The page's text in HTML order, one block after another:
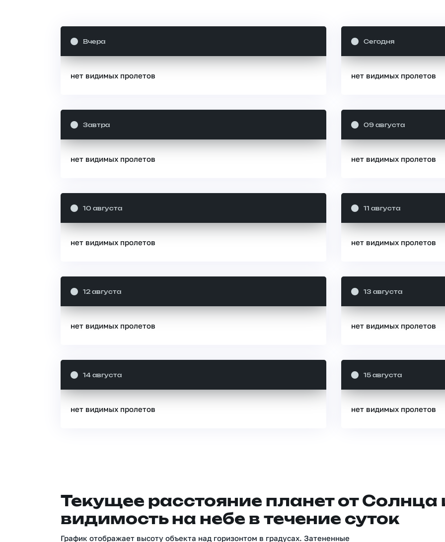
Вчера
нет видимых пролетов
Сегодня
нет видимых пролетов
Завтра
нет видимых пролетов
09 августа
нет видимых пролетов
10 августа
нет видимых пролетов
11 августа
нет видимых пролетов
12 августа
нет видимых пролетов
13 августа
нет видимых пролетов
14 августа
нет видимых пролетов
15 августа
нет видимых пролетов
Текущее расстояние планет от Солнца
видимость на небе в течение суток
График отображает высоту объекта над горизонтом в градусах. Затененные